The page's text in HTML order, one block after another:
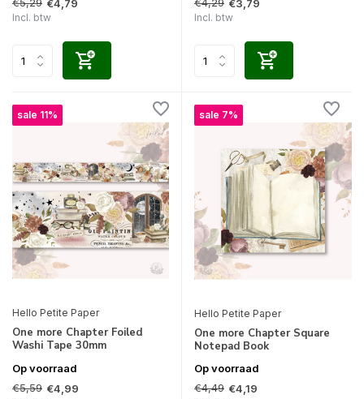
€4,79
Incl. btw
€3,79
Incl. btw
sale 11%
Hello Petite Paper
One more Chapter Foiled
Washi Tape 30mm
Op voorraad
€5,59 €4,99
sale 7%
Hello Petite Paper
One more Chapter Square
Notepad Book
Op voorraad
€4,49 €4,19